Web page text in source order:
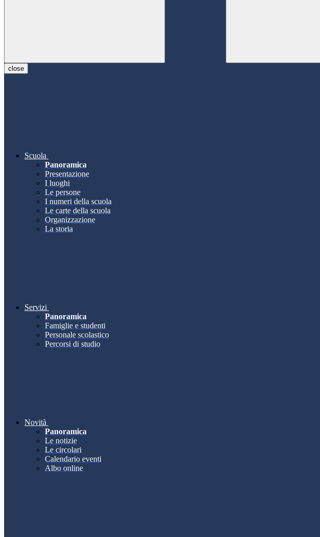
close
Scuola
Panoramica
Presentazione
I luoghi
Le persone
I numeri della scuola
Le carte della scuola
Organizzazione
La storia
Servizi
Panoramica
Famiglie e studenti
Personale scolastico
Percorsi di studio
Novità
Panoramica
Le notizie
Le circolari
Calendario eventi
Albo online